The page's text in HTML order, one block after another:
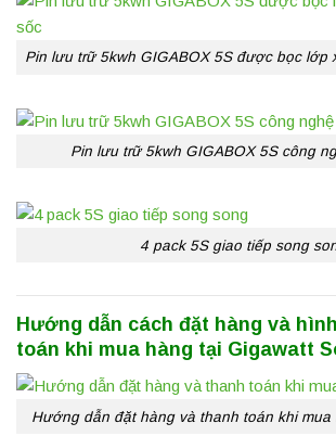
Pin lưu trữ 5kwh GIGABOX 5S được bọc lớp
Pin lưu trữ 5kwh GIGABOX 5S công
4 pack 5S giao tiếp song
Hướng dẫn cách đặt hàng và
toán khi mua hàng tại Gigawatt
Hướng dẫn đặt hàng và thanh toán khi mua